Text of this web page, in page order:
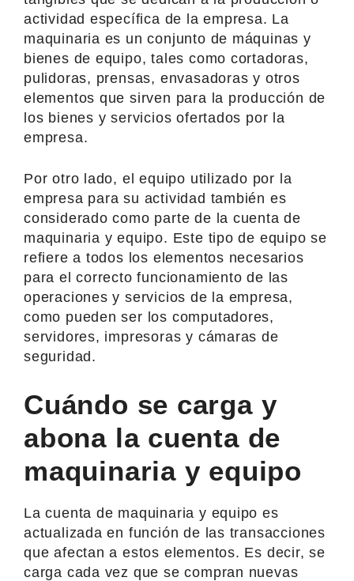
actividad específica de la empresa. La
maquinaria es un conjunto de máquinas y
bienes de equipo, tales como cortadoras,
pulidoras, prensas, envasadoras y otros
elementos que sirven para la producción de
los bienes y servicios ofertados por la
empresa.
Por otro lado, el equipo utilizado por la
empresa para su actividad también es
considerado como parte de la cuenta de
maquinaria y equipo. Este tipo de equipo se
refiere a todos los elementos necesarios
para el correcto funcionamiento de las
operaciones y servicios de la empresa,
como pueden ser los computadores,
servidores, impresoras y cámaras de
seguridad.
Cuándo se carga y
abona la cuenta de
maquinaria y equipo
La cuenta de maquinaria y equipo es
actualizada en función de las transacciones
que afectan a estos elementos. Es decir, se
carga cada vez que se compran nuevas